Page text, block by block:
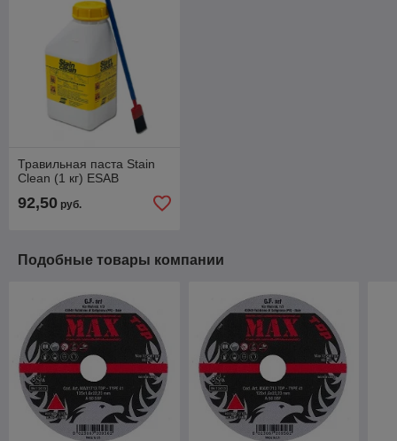
Травильная паста Stain
Clean (1 кг) ESAB
92,50 руб.
Подобные товары компании